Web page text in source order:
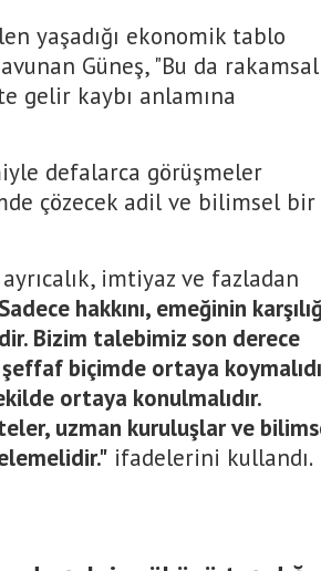
yaşadığı ekonomik tablo
Güneş, "Bu da rakamsal
gelir kaybı anlamına
defalarca görüşmeler
çözecek adil ve bilimsel bir
imtiyaz ve fazladan
hakkını, emeğinin
Bizim talebimiz son derece
biçimde ortaya
ortaya konulmalıdır.
uzman kuruluşlar ve
ifadelerini kullandı.